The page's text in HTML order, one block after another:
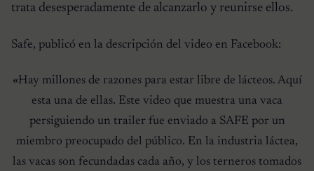
trata desesperadamente de alcanzarlo y reunirse ellos.
Safe, publicó en la descripción del video en Facebook:
«Hay millones de razones para estar libre de lácteos. Aquí
esta una de ellas. Este video que muestra una vaca
persiguiendo un trailer fue enviado a SAFE por un
miembro preocupado del público. En la industria láctea,
las vacas son fecundadas cada año, y los terneros tomados